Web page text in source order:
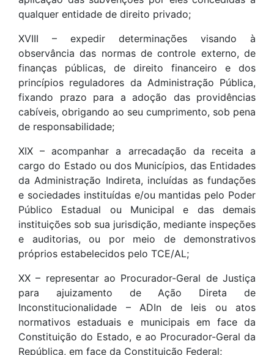
qualquer entidade de direito privado;
XVIII – expedir determinações visando à
observância das normas de controle externo, de
finanças públicas, de direito financeiro e dos
princípios reguladores da Administração Pública,
fixando prazo para a adoção das providências
cabíveis, obrigando ao seu cumprimento, sob pena
de responsabilidade;
XIX – acompanhar a arrecadação da receita a
cargo do Estado ou dos Municípios, das Entidades
da Administração Indireta, incluídas as fundações
e sociedades instituídas e/ou mantidas pelo Poder
Público Estadual ou Municipal e das demais
instituições sob sua jurisdição, mediante inspeções
e auditorias, ou por meio de demonstrativos
próprios estabelecidos pelo TCE/AL;
XX – representar ao Procurador-Geral de Justiça
para ajuizamento de Ação Direta de
Inconstitucionalidade – ADIn de leis ou atos
normativos estaduais e municipais em face da
Constituição do Estado, e ao Procurador-Geral da
República, em face da Constituição Federal;